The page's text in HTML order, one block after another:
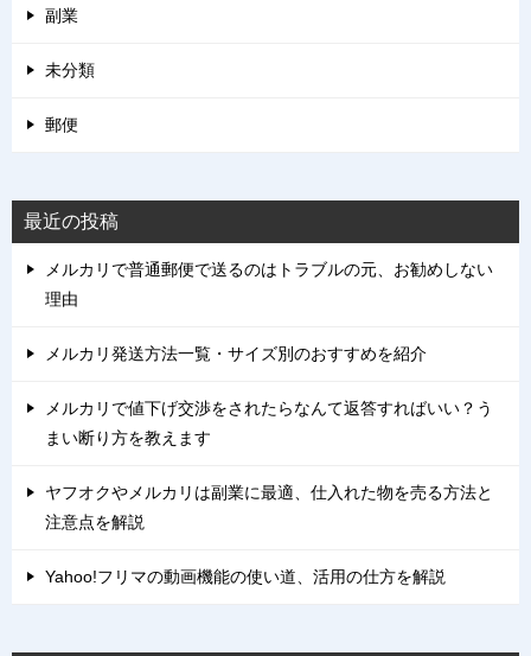
副業
未分類
郵便
最近の投稿
メルカリで普通郵便で送るのはトラブルの元、お勧めしない
理由
メルカリ発送方法一覧・サイズ別のおすすめを紹介
メルカリで値下げ交渉をされたらなんて返答すればいい？う
まい断り方を教えます
ヤフオクやメルカリは副業に最適、仕入れた物を売る方法と
注意点を解説
Yahoo!フリマの動画機能の使い道、活用の仕方を解説